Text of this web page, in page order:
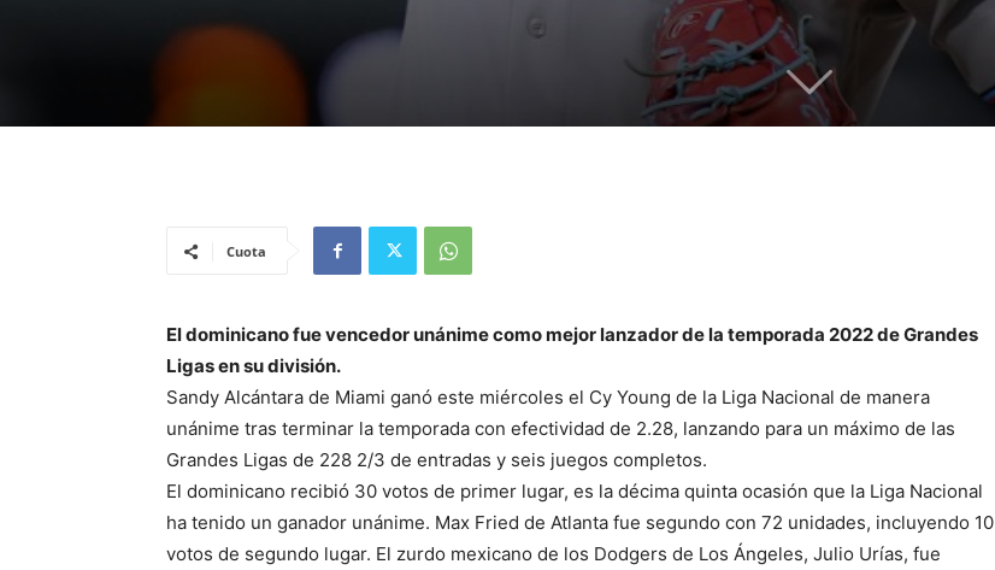
Cuota
El dominicano fue vencedor unánime como mejor lanzador de la temporada 2022 de Grandes
Ligas en su división.
Sandy Alcántara de Miami ganó este miércoles el Cy Young de la Liga Nacional de manera
unánime tras terminar la temporada con efectividad de 2.28, lanzando para un máximo de las
Grandes Ligas de 228 2/3 de entradas y seis juegos completos.
El dominicano recibió 30 votos de primer lugar, es la décima quinta ocasión que la Liga Nacional
ha tenido un ganador unánime. Max Fried de Atlanta fue segundo con 72 unidades, incluyendo 10
votos de segundo lugar. El zurdo mexicano de los Dodgers de Los Ángeles, Julio Urías, fue